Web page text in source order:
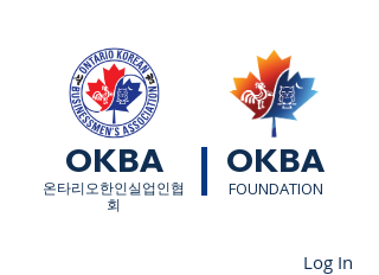
OKBA OKBA
​온타리오한인실업인협
회
FOUNDATION
Log In